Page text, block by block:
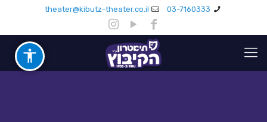
03-7160333
theater@kibutz-theater.co.il